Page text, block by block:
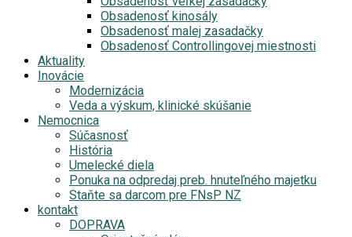
Obsadenosť kinosály
Obsadenosť malej zasadačky
Obsadenosť Controllingovej miestnosti
Aktuality
Inovácie
Modernizácia
Veda a výskum, klinické skúšanie
Nemocnica
Súčasnosť
História
Umelecké diela
Ponuka na odpredaj preb. hnuteľného majetku
Staňte sa darcom pre FNsP NZ
kontakt
DOPRAVA